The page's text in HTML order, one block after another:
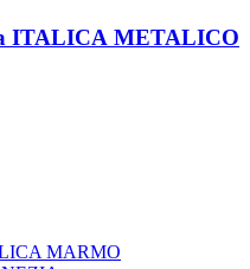
ITALICA METALICO